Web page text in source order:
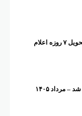
شرایط فروش تویوتا bZ۵ با تحویل ۷ روزه اعلام